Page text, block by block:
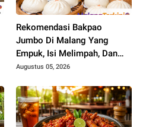
Rekomendasi Bakpao
Jumbo Di Malang Yang
Empuk, Isi Melimpah, Dan
Bikin Nagih
Augustus 05, 2026